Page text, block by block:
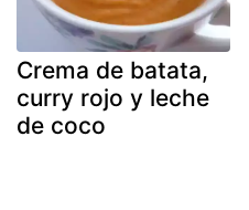
Crema de batata,
curry rojo y leche
de coco